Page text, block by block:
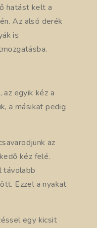
hatást kelt a
Az alsó derék
is
az egyik kéz a
a másikat pedig
az
kéz felé.
távolabb
Ezzel a nyakat
egy kicsit